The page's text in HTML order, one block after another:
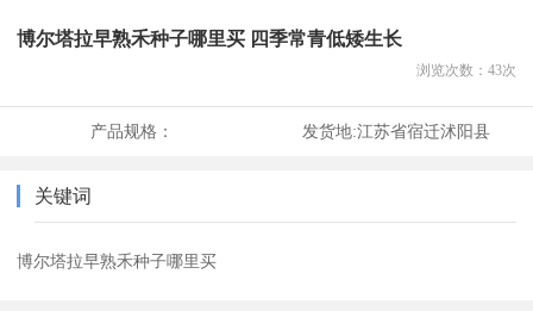
博尔塔拉早熟禾种子哪里买 四季常青低矮生长
浏览次数： 43次
产品规格： 发货地:江苏省宿迁沭阳县
关键词
博尔塔拉早熟禾种子哪里买